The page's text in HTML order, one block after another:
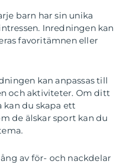
barn har sin unika
Inredningen kan
favoritämnen eller
kan anpassas till
och aktiviteter. Om ditt
kan du skapa ett
de älskar sport kan du
av för- och nackdelar